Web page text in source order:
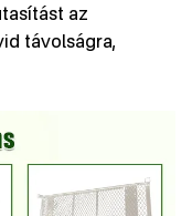
az
távolságra,